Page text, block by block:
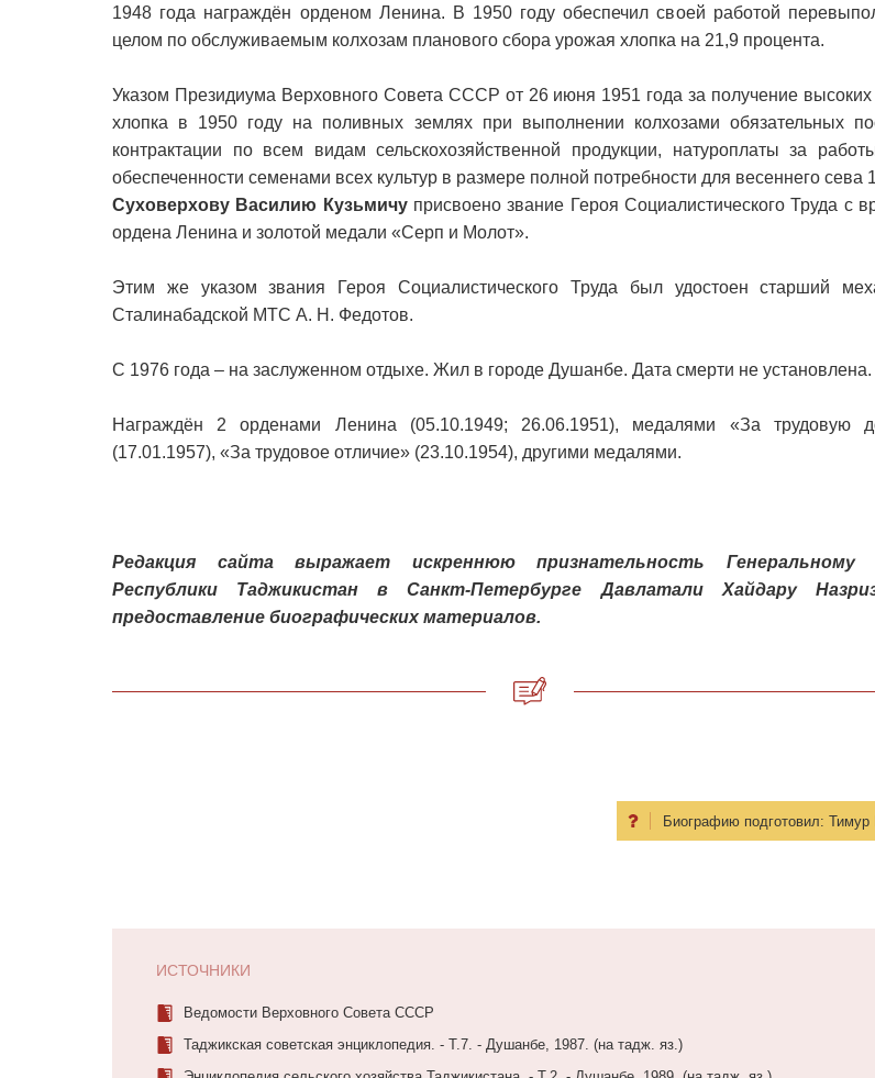
1948 года награждён орденом Ленина. В 1950 году обеспечил своей работой
целом по обслуживаемым колхозам планового сбора урожая хлопка на 21,9 процента.
Указом Президиума Верховного Совета СССР от 26 июня 1951 года за получение
хлопка в 1950 году на поливных землях при выполнении колхозами обязательных
контрактации по всем видам сельскохозяйственной продукции, натуроплаты за
обеспеченности семенами всех культур в размере полной потребности для весеннего сева
Суховерхову Василию Кузьмичуприсвоено звание Героя Социалистического Труда с
ордена Ленина и золотой медали «Серп и Молот».
Этим же указом звания Героя Социалистического Труда был удостоен старший
Сталинабадской МТС А. Н. Федотов.
С 1976 года – на заслуженном отдыхе. Жил в городе Душанбе. Дата смерти не установлена.
Награждён 2 орденами Ленина (05.10.1949; 26.06.1951), медалями «За трудовую
(17.01.1957), «За трудовое отличие» (23.10.1954), другими медалями.
Редакция сайта выражает искреннюю признательность Генеральному
Республики Таджикистан в Санкт-Петербурге Давлатали Хайдару
предоставление биографических материалов.
Биографию подготовил: Тимур
ИСТОЧНИКИ
Ведомости Верховного Совета СССР
Таджикская советская энциклопедия. - Т.7. - Душанбе, 1987. (на тадж. яз.)